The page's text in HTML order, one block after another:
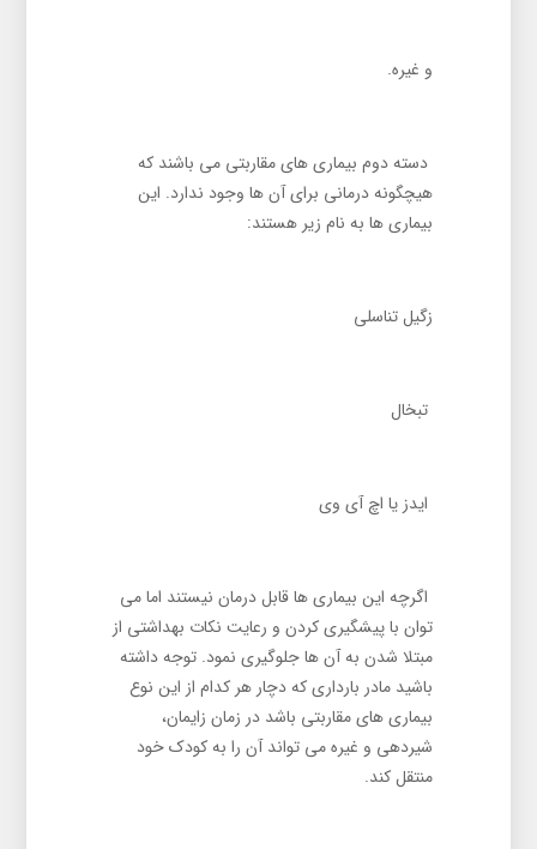
و غیره.
دسته دوم بیماری های مقاربتی می باشند که
هیچگونه درمانی برای آن ها وجود ندارد. این
بیماری ‌ها به نام زیر هستند:
زگیل تناسلی
تبخال
ایدز یا اچ آی وی
اگرچه این بیماری ها قابل درمان نیستند اما می
توان با پیشگیری کردن و رعایت نکات بهداشتی از
مبتلا شدن به آن ها جلوگیری نمود. توجه داشته
باشید مادر بارداری که دچار هر کدام از این نوع
بیماری های مقاربتی باشد در زمان زایمان،
شیردهی و غیره می ‌تواند آن را به کودک خود
منتقل کند.